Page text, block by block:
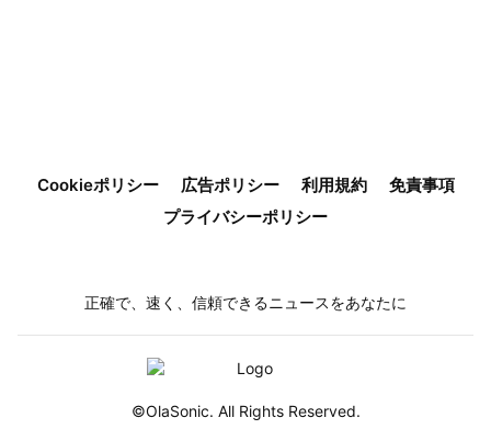
Cookieポリシー 広告ポリシー 利用規約
免責事項
プライバシーポリシー
正確で、速く、信頼できるニュースをあなたに
©OlaSonic. All Rights Reserved.